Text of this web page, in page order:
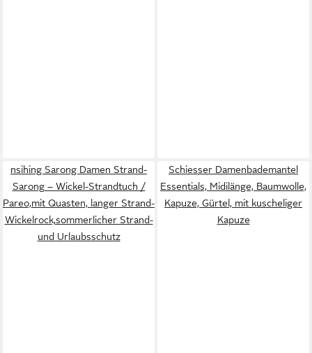
nsihing Sarong Damen Strand-
Sarong – Wickel-Strandtuch /
Pareo,mit Quasten, langer Strand-
Wickelrock,sommerlicher Strand-
und Urlaubsschutz
Schiesser Damenbademantel
Essentials, Midilänge, Baumwolle,
Kapuze, Gürtel, mit kuscheliger
Kapuze